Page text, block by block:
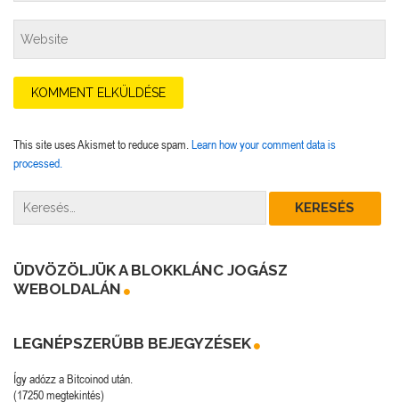
This site uses Akismet to reduce spam. Learn how your comment data is
processed.
ÜDVÖZÖLJÜK A BLOKKLÁNC JOGÁSZ
WEBOLDALÁN
LEGNÉPSZERŰBB BEJEGYZÉSEK
Így adózz a Bitcoinod után.
(17250 megtekintés)